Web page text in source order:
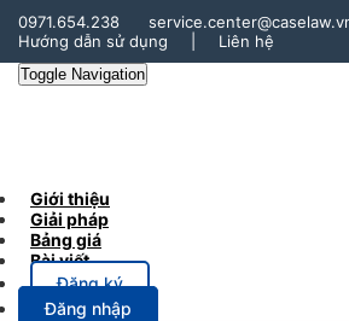
0971.654.238
Hướng dẫn sử dụng
Liên hệ
Toggle Navigation
Giới thiệu
Giải pháp
Bảng giá
Bài viết
Đăng ký
Đăng nhập